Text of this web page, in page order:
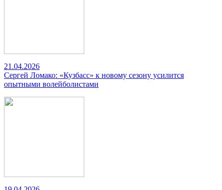
21.04.2026
Сергей Ломако: «Кузбасс» к новому сезону усилится
опытными волейболистами